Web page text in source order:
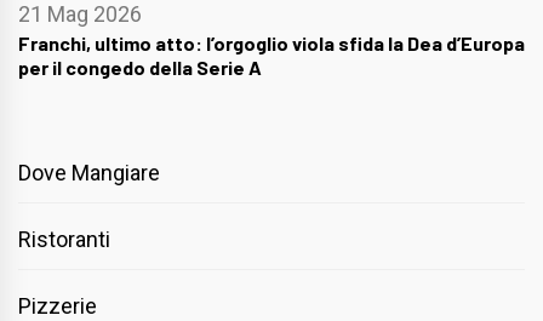
21 Mag 2026
Franchi, ultimo atto: l’orgoglio viola sfida la Dea d’Europa
per il congedo della Serie A
Dove Mangiare
Ristoranti
Pizzerie